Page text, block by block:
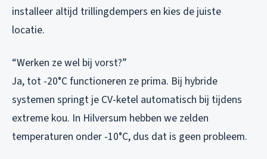
installeer altijd trillingdempers en kies de juiste
locatie.
“Werken ze wel bij vorst?”
Ja, tot -20°C functioneren ze prima. Bij hybride
systemen springt je CV-ketel automatisch bij tijdens
extreme kou. In Hilversum hebben we zelden
temperaturen onder -10°C, dus dat is geen probleem.